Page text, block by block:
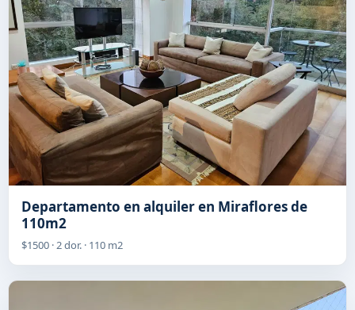
Departamento en alquiler en Miraflores de
110m2
$1500 · 2 dor. · 110 m2